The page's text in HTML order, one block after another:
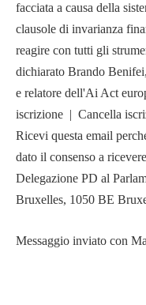
facciata a causa della
clausole di invarianza
reagire con tutti gli
dichiarato Brando
e relatore dell'Ai Act
iscrizione | Cancella
Ricevi questa email
dato il consenso a
Delegazione PD al
Bruxelles, 1050 BE
Messaggio inviato con